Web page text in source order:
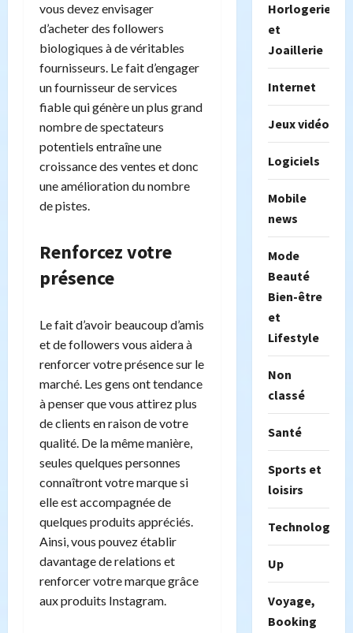
vous devez envisager
d’acheter des followers
biologiques à de véritables
fournisseurs. Le fait d’engager
un fournisseur de services
fiable qui génère un plus grand
nombre de spectateurs
potentiels entraîne une
croissance des ventes et donc
une amélioration du nombre
de pistes.
Renforcez votre
présence
Le fait d’avoir beaucoup d’amis
et de followers vous aidera à
renforcer votre présence sur le
marché. Les gens ont tendance
à penser que vous attirez plus
de clients en raison de votre
qualité. De la même manière,
seules quelques personnes
connaîtront votre marque si
elle est accompagnée de
quelques produits appréciés.
Ainsi, vous pouvez établir
davantage de relations et
renforcer votre marque grâce
aux produits Instagram.
Horlogerie
et
Joaillerie
Internet
Jeux vidéo
Logiciels
Mobile
news
Mode
Beauté
Bien-être
et
Lifestyle
Non
classé
Santé
Sports et
loisirs
Technologie
Up
Voyage,
Booking